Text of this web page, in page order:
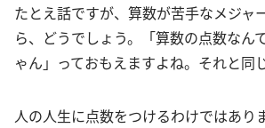
たとえ話ですが、算数が苦手なメジャ
ら、どうでしょう。「算数の点数なん
ゃん」っておもえますよね。それと同
人の人生に点数をつけるわけではあり